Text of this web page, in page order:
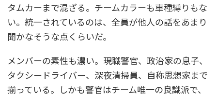
タムカーまで混ざる。チームカラーも車種縛りもな
い。統一されているのは、全員が他人の話をあまり
聞かなそうな点くらいだ。
メンバーの素性も濃い。現職警官、政治家の息子、
タクシードライバー、深夜清掃員、自称思想家まで
揃っている。しかも警官はチーム唯一の良識派で、